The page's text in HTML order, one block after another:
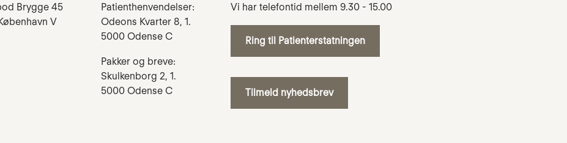
Brygge 45
V
Patienthenvendelser:
Odeons Kvarter 8, 1.
5000 Odense C
Pakker og breve:
Skulkenborg 2, 1.
5000 Odense C
Vi har telefontid mellem 9.30 - 15.00
Ring til Patienterstatningen
Tilmeld nyhedsbrev